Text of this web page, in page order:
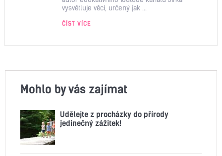
vysvětluje věci, určený jak ...
ČÍST VÍCE
Mohlo by vás zajímat
Udělejte z procházky do přírody
jedinečný zážitek!